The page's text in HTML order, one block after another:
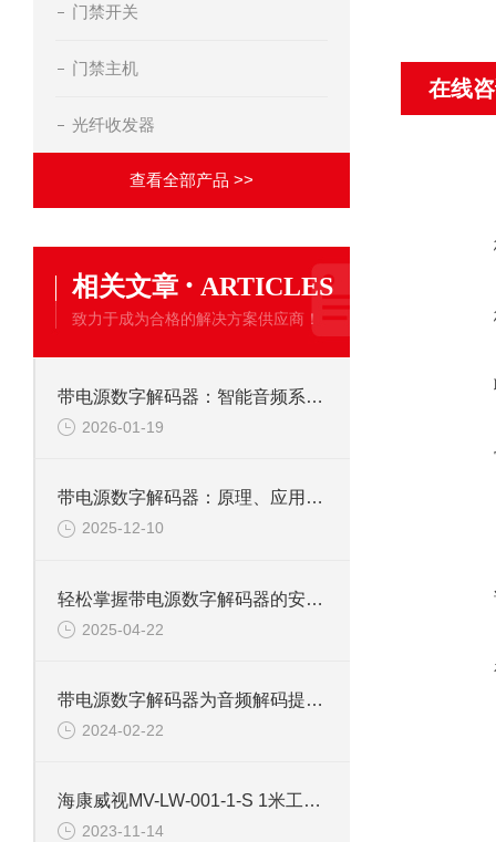
门禁开关
门禁主机
光纤收发器
查看全部产品 >>
相关文章 · ARTICLES
致力于成为合格的解决方案供应商！
带电源数字解码器：智能音频系统的核心枢纽
2026-01-19
带电源数字解码器：原理、应用与技术剖析
2025-12-10
轻松掌握带电源数字解码器的安装技巧
2025-04-22
带电源数字解码器为音频解码提供全新解决方案
2024-02-22
海康威视MV-LW-001-1-S 1米工业相机电源线
2023-11-14
在线